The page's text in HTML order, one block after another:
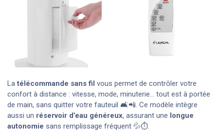
Latélécommande sans fil vous permet de contrôler votre
confort à distance : vitesse, mode, minuterie… tout est à portée
de main, sans quitter votre fauteuil 🛋️📲. Ce modèle intègre
aussi un réservoir d’eau généreux, assurant une longue
autonomie sans remplissage fréquent 💦⏱️.